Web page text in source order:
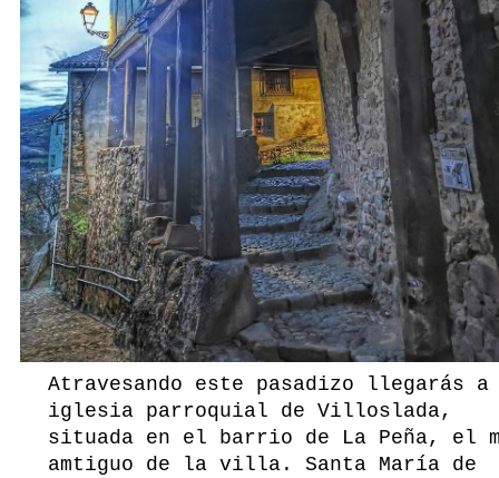
Atravesando este pasadizo llegarás
iglesia parroquial de Villoslada,
situada en el barrio de La Peña, el
amtiguo de la villa. Santa María de